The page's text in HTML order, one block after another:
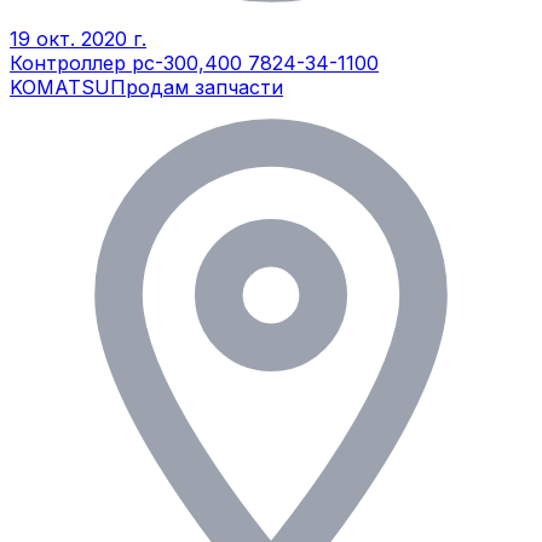
19 окт. 2020 г.
Контроллер рс-300,400 7824-34-1100
KOMATSUПродам запчасти